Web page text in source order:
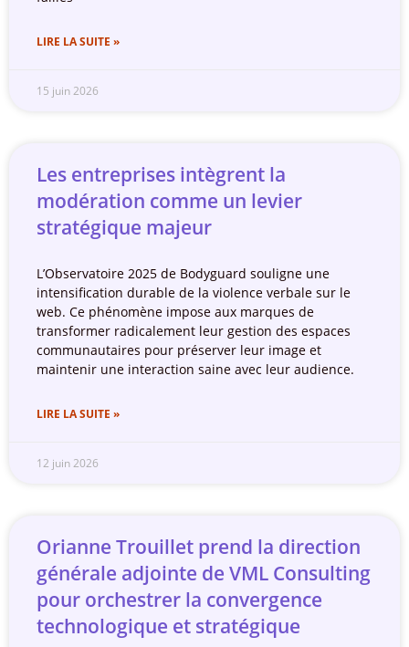
LIRE LA SUITE »
15 juin 2026
Les entreprises intègrent la
modération comme un levier
stratégique majeur
L’Observatoire 2025 de Bodyguard souligne une
intensification durable de la violence verbale sur le
web. Ce phénomène impose aux marques de
transformer radicalement leur gestion des espaces
communautaires pour préserver leur image et
maintenir une interaction saine avec leur audience.
LIRE LA SUITE »
12 juin 2026
Orianne Trouillet prend la direction
générale adjointe de VML Consulting
pour orchestrer la convergence
technologique et stratégique